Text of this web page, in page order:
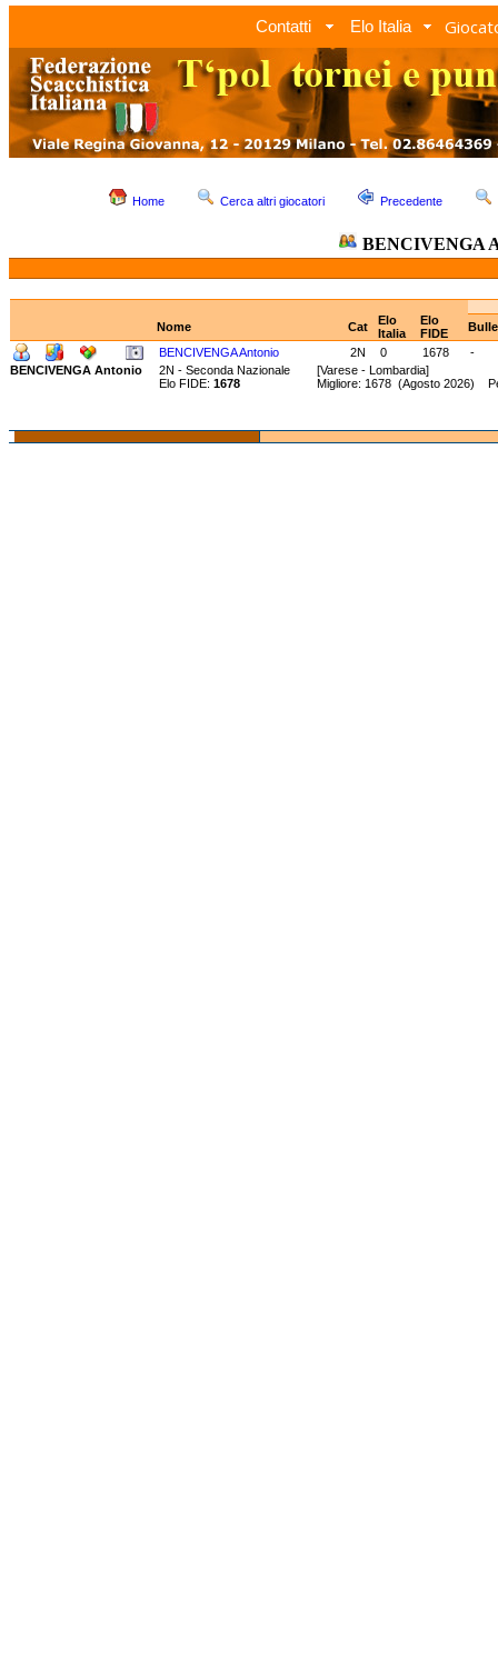
Contatti Elo Italia
Home Cerca altri giocatori Precedente
BENCIVENGA
Nome Cat
Elo
Italia
Elo
FIDE
BENCIVENGA Antonio
2N 0 1678
-
BENCIVENGA Antonio
2N - Seconda Nazionale [Varese - Lombardia]
Elo FIDE: 1678 Migliore: 1678 (Agosto 2026)